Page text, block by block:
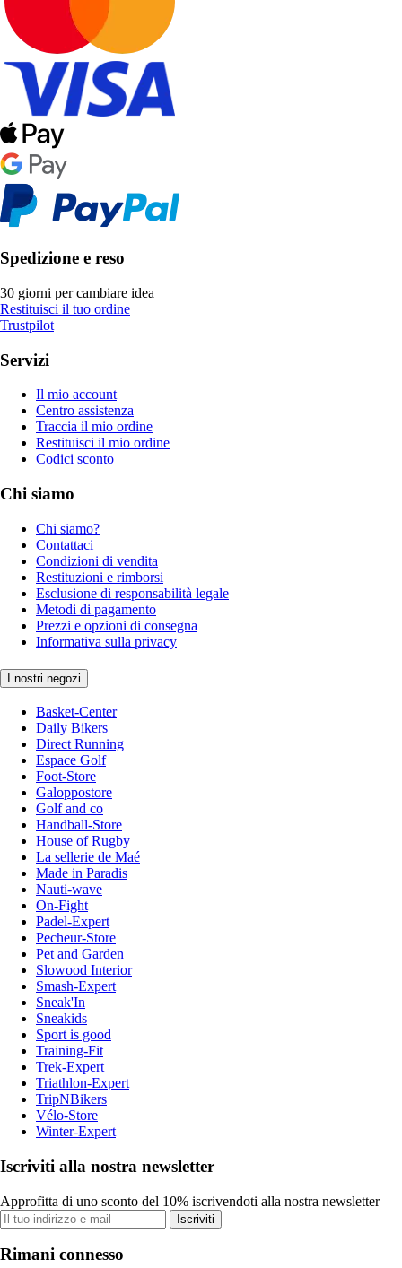
Spedizione e reso
30 giorni per cambiare idea
Restituisci il tuo ordine
Trustpilot
Servizi
Il mio account
Centro assistenza
Traccia il mio ordine
Restituisci il mio ordine
Codici sconto
Chi siamo
Chi siamo?
Contattaci
Condizioni di vendita
Restituzioni e rimborsi
Esclusione di responsabilità legale
Metodi di pagamento
Prezzi e opzioni di consegna
Informativa sulla privacy
I nostri negozi
Basket-Center
Daily Bikers
Direct Running
Espace Golf
Foot-Store
Galoppostore
Golf and co
Handball-Store
House of Rugby
La sellerie de Maé
Made in Paradis
Nauti-wave
On-Fight
Padel-Expert
Pecheur-Store
Pet and Garden
Slowood Interior
Smash-Expert
Sneak'In
Sneakids
Sport is good
Training-Fit
Trek-Expert
Triathlon-Expert
TripNBikers
Vélo-Store
Winter-Expert
Iscriviti alla nostra newsletter
Approfitta di uno sconto del 10% iscrivendoti alla nostra newsletter
Iscriviti
Rimani connesso